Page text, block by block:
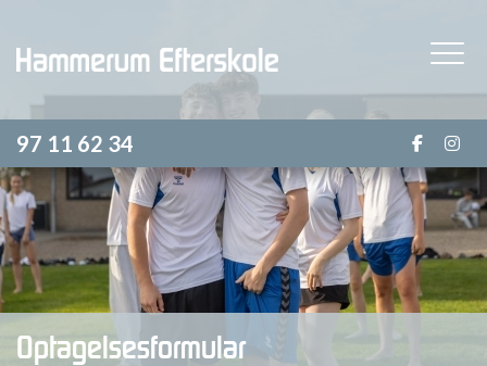
main
97 11 62 34
Optagelsesformular